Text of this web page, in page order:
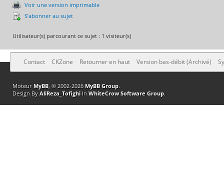
Voir une version imprimable
S’abonner au sujet
Utilisateur(s) parcourant ce sujet : 1 visiteur(s)
Contact CKZone Retourner en haut Version bas-débit (Archivé)
Moteur MyBB, © 2002-2026 MyBB Group.
Design By AliReza_TofighiIn WhiteCrow Software Group.